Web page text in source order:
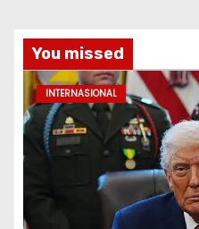
You missed
INTERNASIONAL